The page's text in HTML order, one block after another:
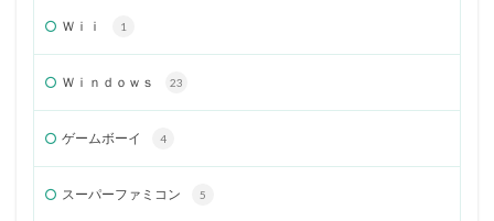
Ｗｉｉ 1
Ｗｉｎｄｏｗｓ 23
ゲームボーイ 4
スーパーファミコン 5